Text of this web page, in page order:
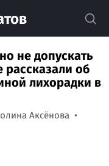
не допускать
рассказали об
лихорадки в
Аксёнова